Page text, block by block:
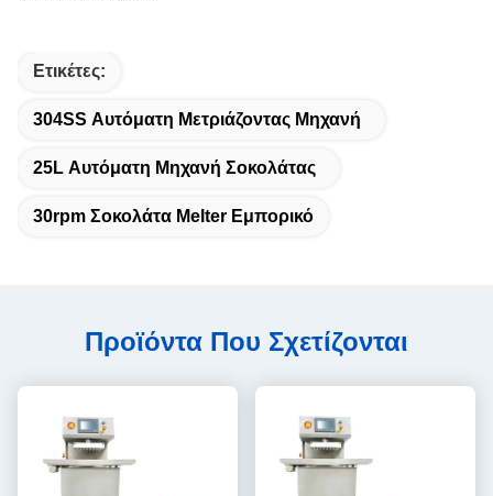
Ετικέτες:
304SS Αυτόματη Μετριάζοντας Μηχανή
25L Αυτόματη Μηχανή Σοκολάτας
30rpm Σοκολάτα Melter Εμπορικό
Προϊόντα Που Σχετίζονται